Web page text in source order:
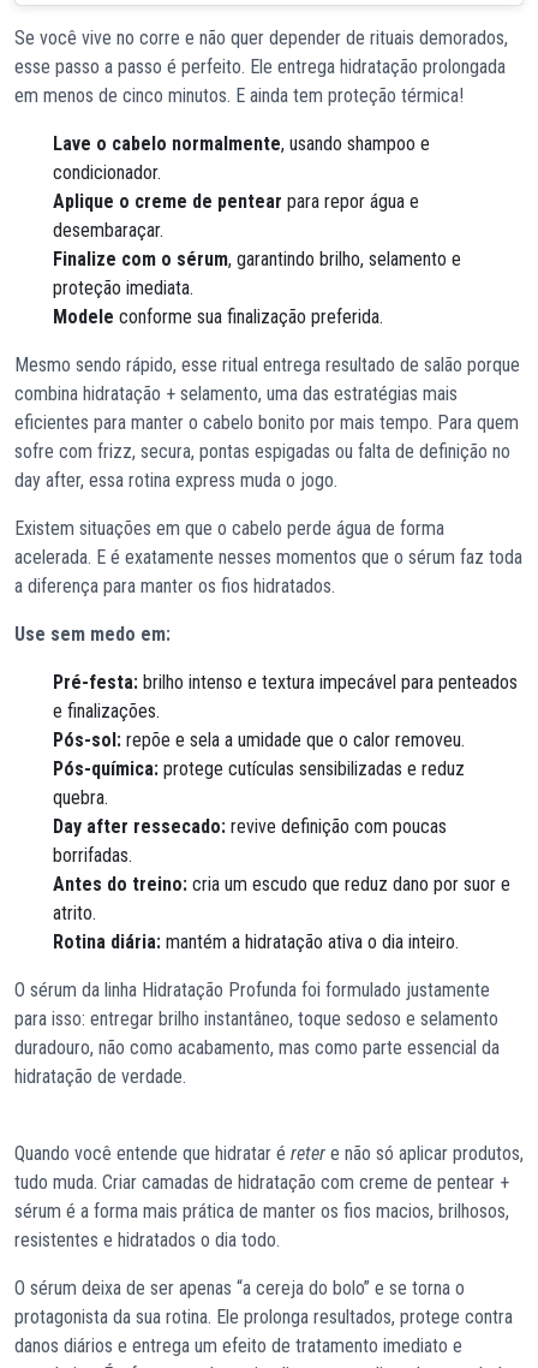
Se você vive no corre e não quer depender de rituais demorados,
esse passo a passo é perfeito. Ele entrega hidratação prolongada
em menos de cinco minutos. E ainda tem proteção térmica!
Lave o cabelo normalmente, usando shampoo e
condicionador.
Aplique o creme de pentear para repor água e
desembaraçar.
Finalize com o sérum, garantindo brilho, selamento e
proteção imediata.
Modele conforme sua finalização preferida.
Mesmo sendo rápido, esse ritual entrega resultado de salão porque
combina hidratação + selamento, uma das estratégias mais
eficientes para manter o cabelo bonito por mais tempo. Para quem
sofre com frizz, secura, pontas espigadas ou falta de definição no
day after, essa rotina express muda o jogo.
Existem situações em que o cabelo perde água de forma
acelerada. E é exatamente nesses momentos que o sérum faz toda
a diferença para manter os fios hidratados.
Use sem medo em:
Pré-festa: brilho intenso e textura impecável para penteados
e finalizações.
Pós-sol: repõe e sela a umidade que o calor removeu.
Pós-química: protege cutículas sensibilizadas e reduz
quebra.
Day after ressecado: revive definição com poucas
borrifadas.
Antes do treino: cria um escudo que reduz dano por suor e
atrito.
Rotina diária: mantém a hidratação ativa o dia inteiro.
O sérum da linha Hidratação Profunda foi formulado justamente
para isso: entregar brilho instantâneo, toque sedoso e selamento
duradouro, não como acabamento, mas como parte essencial da
hidratação de verdade.
Quando você entende que hidratar é reter e não só aplicar produtos,
tudo muda. Criar camadas de hidratação com creme de pentear +
sérum é a forma mais prática de manter os fios macios, brilhosos,
resistentes e hidratados o dia todo.
O sérum deixa de ser apenas “a cereja do bolo” e se torna o
protagonista da sua rotina. Ele prolonga resultados, protege contra
danos diários e entrega um efeito de tratamento imediato e